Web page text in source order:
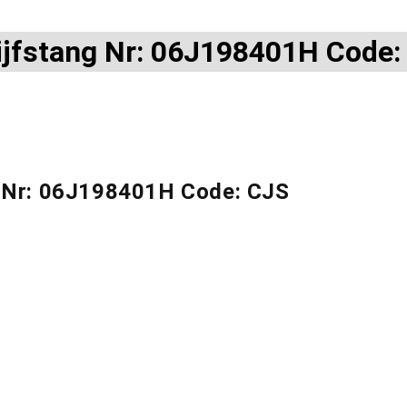
Nr: 06J198401H Code:
06J198401H Code: CJS